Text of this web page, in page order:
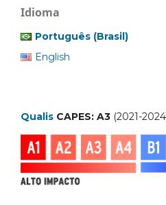
Idioma
Português (Brasil)
English
Qualis CAPES: A3 (2021-